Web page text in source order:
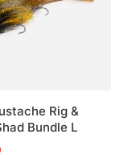
Rig &
Bundle L